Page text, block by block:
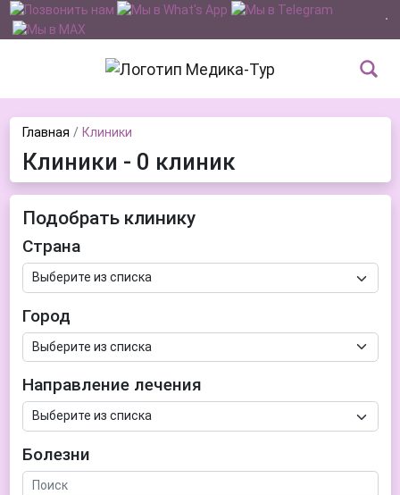
Главная Клиники
Клиники - 0 клиник
Подобрать клинику
Страна
Город
Направление лечения
Болезни